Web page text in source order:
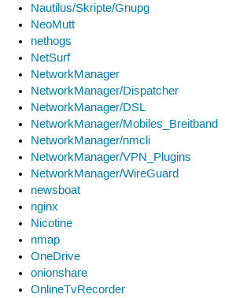
Nautilus/Skripte/Gnupg
NeoMutt
nethogs
NetSurf
NetworkManager
NetworkManager/Dispatcher
NetworkManager/DSL
NetworkManager/Mobiles_Breitband
NetworkManager/nmcli
NetworkManager/VPN_Plugins
NetworkManager/WireGuard
newsboat
nginx
Nicotine
nmap
OneDrive
onionshare
OnlineTvRecorder